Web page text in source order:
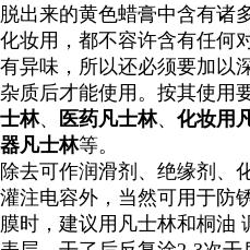
脱出来的黄色蜡膏中含有诸
化妆用，都不容许含有任何
有异味，所以还必须要加以
杂质后才能使用。按其使用
士林、 医药凡士林、 化妆用
器凡士林等。
除去可作润滑剂、绝缘剂、
灌注电容外，当然可用于防
膜时，建议用凡士林和桐油